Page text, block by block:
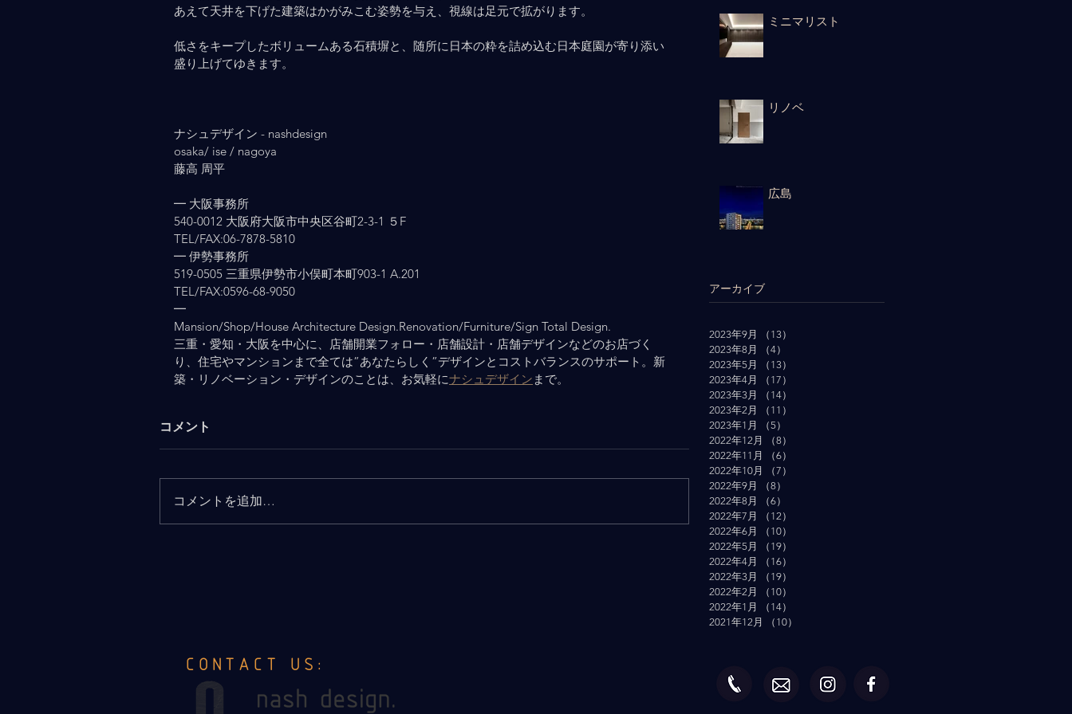
あえて天井を下げた建築はかがみこむ姿勢を与え、視線は足元で拡がります。
低さをキープしたボリュームある石積塀と、随所に日本の粋を詰め込む日本庭園が寄り添い
盛り上げてゆきます。
ナシュデザイン - nashdesign
osaka/ ise / nagoya
藤高 周平
━ 大阪事務所
540-0012 大阪府大阪市中央区谷町2-3-1 ５F
TEL/FAX:06-7878-5810
━ 伊勢事務所
519-0505 三重県伊勢市小俣町本町903-1 A.201
TEL/FAX:0596-68-9050
━
Mansion/Shop/House Architecture Design.Renovation/Furniture/Sign Total Design.
三重・愛知・大阪を中心に、店舗開業フォロー・店舗設計・店舗デザインなどのお店づく
り、住宅やマンションまで全ては”あなたらしく”デザインとコストバランスのサポート。新
築・リノベーション・デザインのことは、お気軽にナシュデザイン まで。
コメント
コメントを追加…
ミニマリスト
リノベ
広島
アーカイブ
2023年9月 （13）
2023年8月
（4）
2023年5月
（13）
2023年4月
（17）
2023年3月
（14）
2023年2月
（11）
2023年1月
（5）
2022年12月
（8）
2022年11月
（6）
2022年10月
（7）
2022年9月
（8）
2022年8月
（6）
2022年7月
（12）
2022年6月
（10）
2022年5月
（19）
2022年4月
（16）
2022年3月
（19）
2022年2月
（10）
2022年1月
（14）
2021年12月
（10）
CONTACT US: